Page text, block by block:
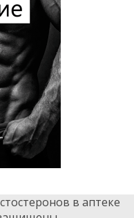
в аптеке